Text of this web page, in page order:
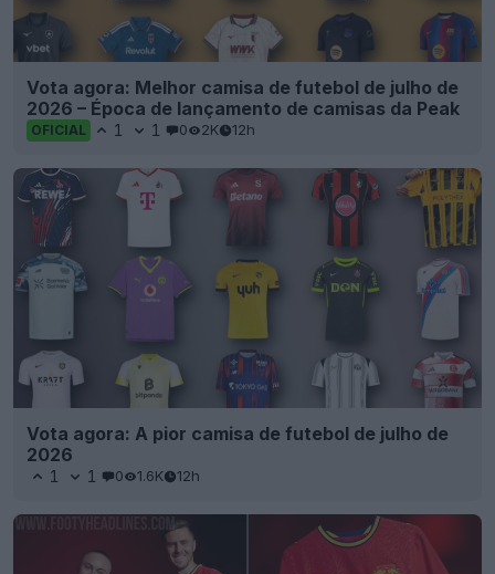
Vota agora: Melhor camisa de futebol de julho de
2026 – Época de lançamento de camisas da Peak
OFICIAL 1 1 0 2K 12h
Vota agora: A pior camisa de futebol de julho de
2026
1 1 0 1.6K 12h